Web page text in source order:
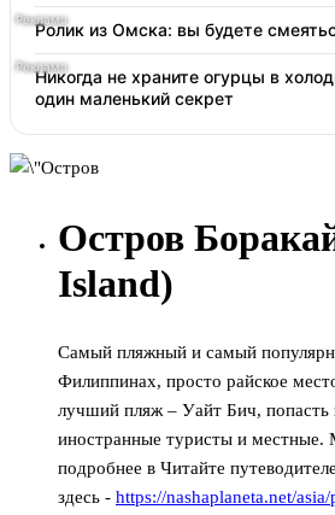
Ролик из Омска: вы будете
Никогда не храните огурцы в
один маленький секрет
Остров
Island)
Самый пляжный и самый
Филиппинах, просто райское
лучший пляж – Уайт Бич, попасть
иностранные туристы и местные.
подробнее в Читайте
здесь - https://nashaplaneta.net/